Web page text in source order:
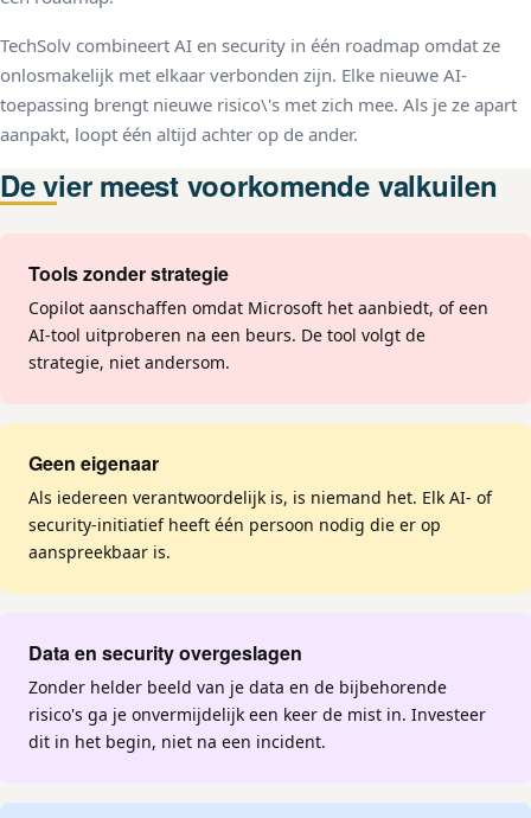
TechSolv combineert AI en security in één roadmap omdat ze
onlosmakelijk met elkaar verbonden zijn. Elke nieuwe AI-
toepassing brengt nieuwe risico\'s met zich mee. Als je ze apart
aanpakt, loopt één altijd achter op de ander.
De vier meest voorkomende valkuilen
Tools zonder strategie
Copilot aanschaffen omdat Microsoft het aanbiedt, of een
AI-tool uitproberen na een beurs. De tool volgt de
strategie, niet andersom.
Geen eigenaar
Als iedereen verantwoordelijk is, is niemand het. Elk AI- of
security-initiatief heeft één persoon nodig die er op
aanspreekbaar is.
Data en security overgeslagen
Zonder helder beeld van je data en de bijbehorende
risico's ga je onvermijdelijk een keer de mist in. Investeer
dit in het begin, niet na een incident.